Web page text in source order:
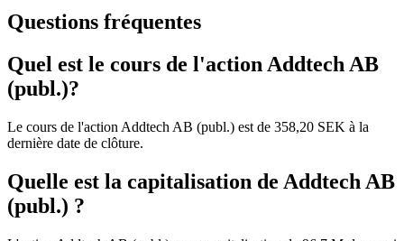
Questions fréquentes
Quel est le cours de l'action Addtech AB
(publ.)?
Le cours de l'action Addtech AB (publ.) est de 358,20 SEK à la
dernière date de clôture.
Quelle est la capitalisation de Addtech AB
(publ.) ?